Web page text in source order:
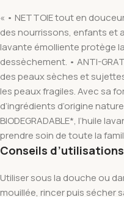
« • NETTOIE tout en
des nourrissons, enfants et
lavante émolliente protège
dessèchement. • ANTI-
des peaux sèches et
les peaux fragiles. Avec sa
d’ingrédients d’origine
BIODEGRADABLE*, l’huile
prendre soin de toute la
Conseils
Utiliser sous la douche ou
mouillée, rincer puis sécher